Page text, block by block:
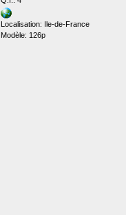
Localisation: Ile-de-France
Modèle: 126p